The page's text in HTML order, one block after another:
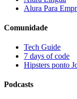
Alura Para
Comunidade
Tech Guide
7 days of code
Hipsters ponto
Podcasts